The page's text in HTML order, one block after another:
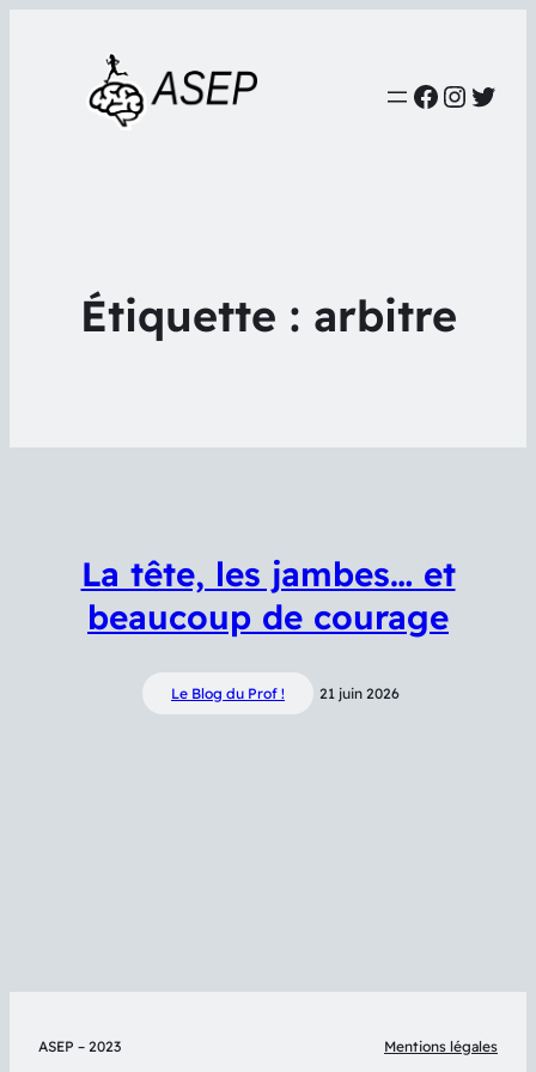
Étiquette : arbitre
La tête, les jambes… et
beaucoup de courage
Le Blog du Prof ! 21 juin 2026
ASEP – 2023 Mentions légales